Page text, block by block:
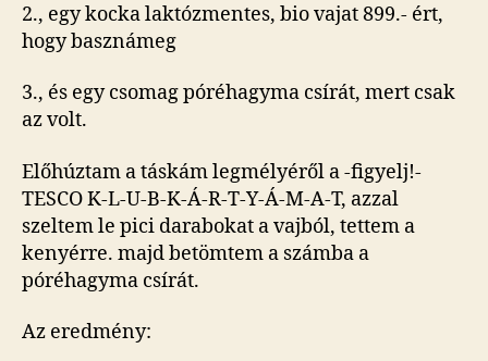
2., egy kocka laktózmentes, bio vajat 899.- ért,
hogy basznámeg
3., és egy csomag póréhagyma csírát, mert csak
az volt.
Előhúztam a táskám legmélyéről a -figyelj!-
TESCO K-L-U-B-K-Á-R-T-Y-Á-M-A-T, azzal
szeltem le pici darabokat a vajból, tettem a
kenyérre. majd betömtem a számba a
póréhagyma csírát.
Az eredmény: